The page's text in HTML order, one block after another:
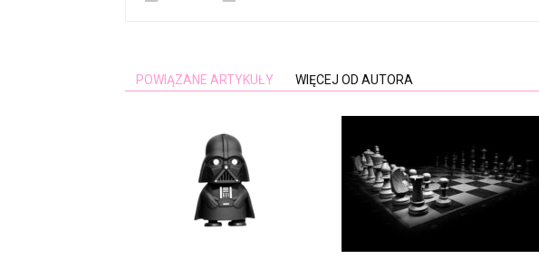
POWIĄZANE ARTYKUŁY WIĘCEJ OD AUTORA